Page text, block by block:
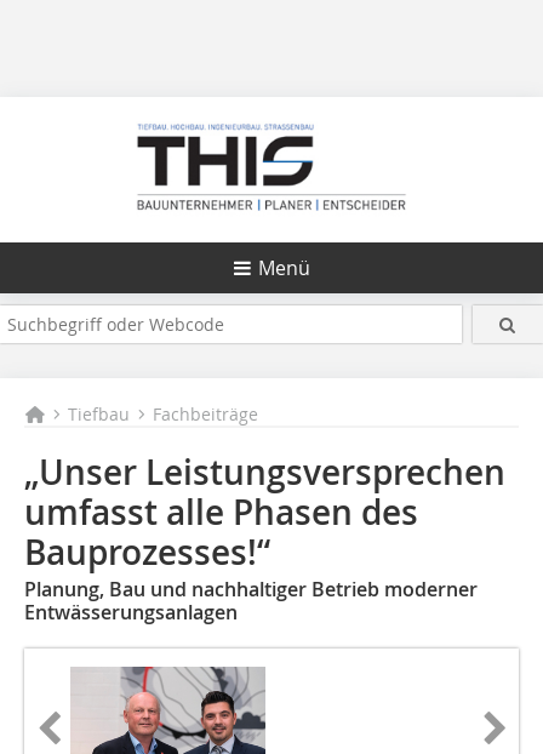
Menü
Tiefbau Fachbeiträge
„Unser Leistungsversprechen
umfasst alle Phasen des
Bauprozesses!“
Planung, Bau und nachhaltiger Betrieb moderner
Entwässerungsanlagen